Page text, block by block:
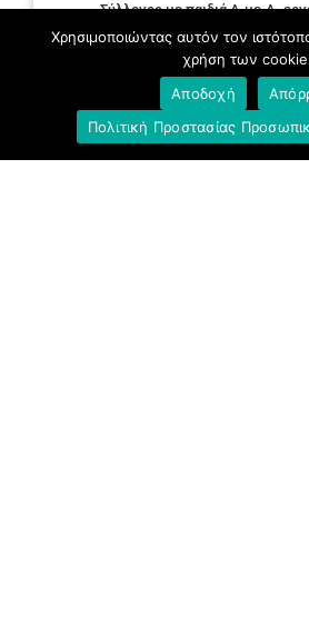
Σύλλογος με παιδιά Α.με.Α.
συνταξιούχων Ε.Τ.Ε.
Υπουργείο Εργασίας και
Υποθέσεων
Χρησιμοποιώντας αυτόν τον
χρήση των
Αποδοχή
Πολιτική Προστασίας